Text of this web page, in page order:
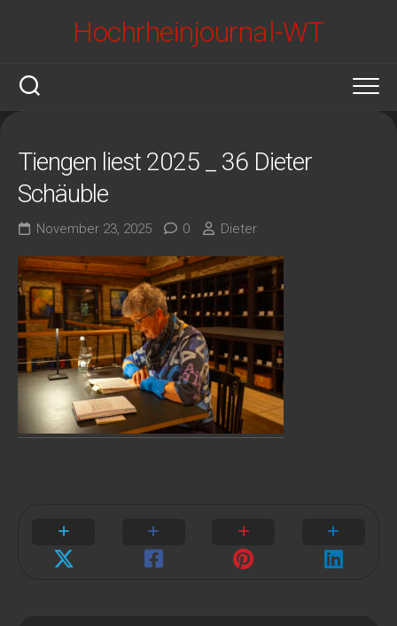
Hochrheinjournal-WT
Tiengen liest 2025 _ 36 Dieter
Schäuble
November 23, 2025 0 Dieter